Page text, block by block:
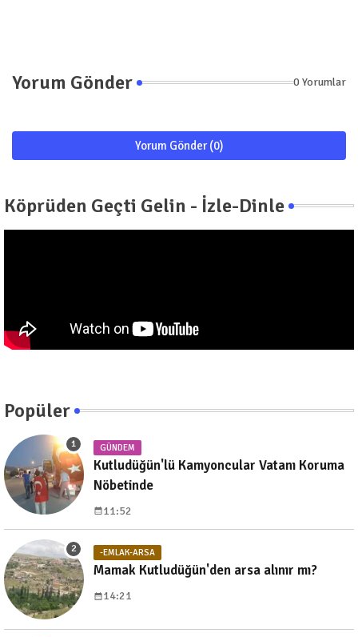
Yorum Gönder 0 Yorumlar
Yorum Gönder (0)
Köprüden Geçti Gelin - İzle-Dinle
Popüler
GÜNDEM
Kutludüğün'lü Kamyoncular Vatanı Koruma
Nöbetinde
11:52
-EMLAK-ARSA
Mamak Kutludüğün'den arsa alınır mı?
14:21